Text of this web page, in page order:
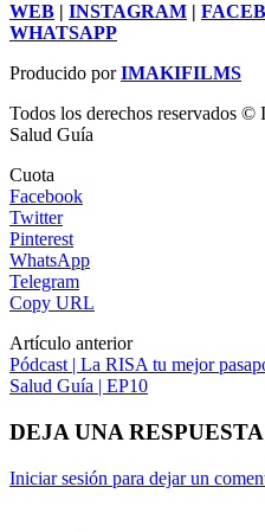
WEB | INSTAGRAM |
WHATSAPP
Producido porIMAKIFILMS
Todos los derechos
Salud Guía
Cuota
Facebook
Twitter
Pinterest
WhatsApp
Telegram
Copy URL
Artículo anterior
Pódcast | La RISA tu mejor
Salud Guía | EP10
DEJA UNA RESPUESTA
Iniciar sesión para dejar un